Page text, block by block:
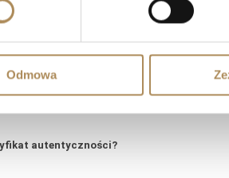
Odmowa
lub poprosić o wyszukanie
Arts są autentyczne i wartościowe?
autentyczności?